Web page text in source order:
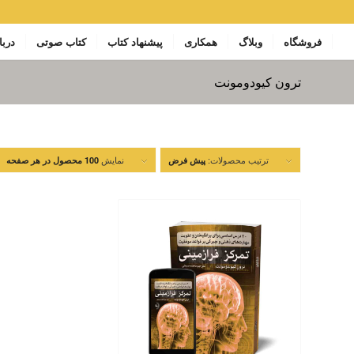
فروشگاه وبلاگ همکاری پیشنهاد کتاب کتاب صوتی
ترون کیودومونت
ترتیب محصولات: پیش فرض نمایش 100 محصول در هر صفحه